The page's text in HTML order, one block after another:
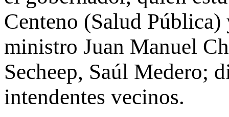
Centeno (Salud
ministro Juan Manuel
Secheep, Saúl Medero;
intendentes vecinos.